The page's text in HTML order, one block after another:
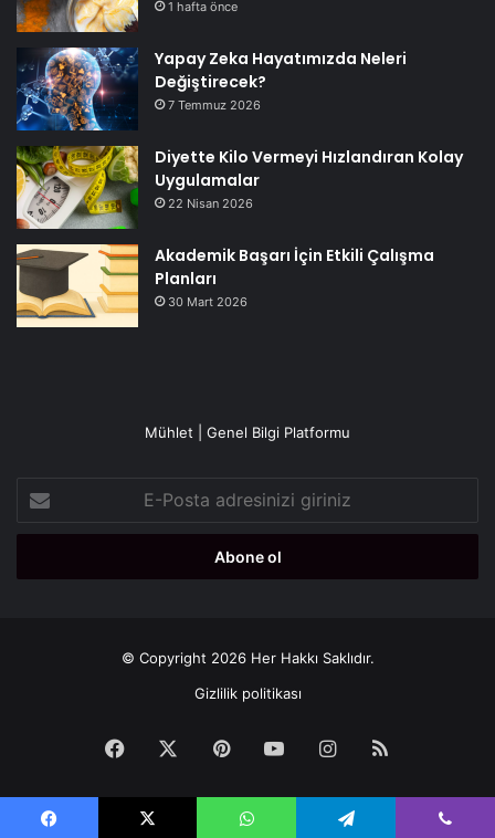
1 hafta önce
Yapay Zeka Hayatımızda Neleri
Değiştirecek?
7 Temmuz 2026
Diyette Kilo Vermeyi Hızlandıran Kolay
Uygulamalar
22 Nisan 2026
Akademik Başarı İçin Etkili Çalışma
Planları
30 Mart 2026
Mühlet | Genel Bilgi Platformu
Posta
adresinizi
© Copyright 2026 Her Hakkı Saklıdır.
Gizlilik politikası
Facebook PinterestYouTubeInstagram